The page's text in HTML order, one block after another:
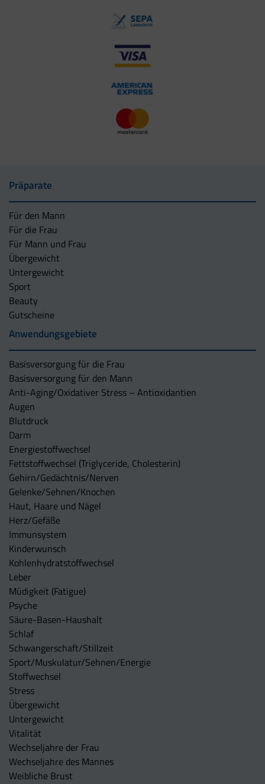
Präparate
Für den Mann
Für die Frau
Für Mann und Frau
Übergewicht
Untergewicht
Sport
Beauty
Gutscheine
Anwendungsgebiete
Basisversorgung für die Frau
Basisversorgung für den Mann
Anti-Aging/Oxidativer Stress – Antioxidantien
Augen
Blutdruck
Darm
Energiestoffwechsel
Fettstoffwechsel (Triglyceride, Cholesterin)
Gehirn/Gedächtnis/Nerven
Gelenke/Sehnen/Knochen
Haut, Haare und Nägel
Herz/Gefäße
Immunsystem
Kinderwunsch
Kohlenhydratstoffwechsel
Leber
Müdigkeit (Fatigue)
Psyche
Säure-Basen-Haushalt
Schlaf
Schwangerschaft/Stillzeit
Sport/Muskulatur/Sehnen/Energie
Stoffwechsel
Stress
Übergewicht
Untergewicht
Vitalität
Wechseljahre der Frau
Wechseljahre des Mannes
Weibliche Brust